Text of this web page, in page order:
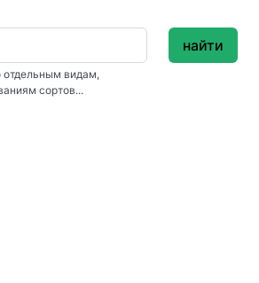
отдельным видам,
сортов...
найти